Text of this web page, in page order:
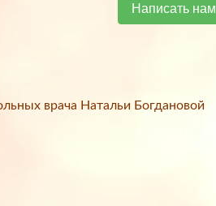
Написать нам
врача Натальи Богдановой